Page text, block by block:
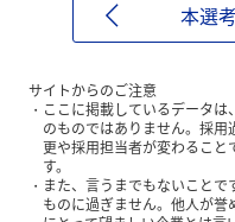
本選
サイトからのご注意
ここに掲載しているデータ
のものではありません。採
更や採用担当者が変わること
す。
また、言うまでもないこと
ものに過ぎません。他人が